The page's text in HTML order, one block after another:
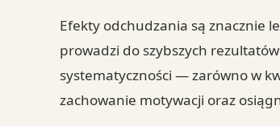
Efekty odchudzania są znacznie
prowadzi do szybszych
systematyczności — zarówno w
zachowanie motywacji oraz